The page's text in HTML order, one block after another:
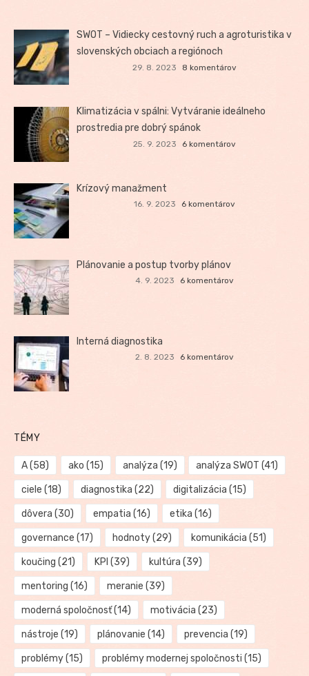
SWOT – Vidiecky cestovný ruch a agroturistika v
slovenských obciach a regiónoch
29. 8. 2023 8 komentárov
Klimatizácia v spálni: Vytváranie ideálneho
prostredia pre dobrý spánok
25. 9. 2023 6 komentárov
Krízový manažment
16. 9. 2023 6 komentárov
Plánovanie a postup tvorby plánov
4. 9. 2023 6 komentárov
Interná diagnostika
2. 8. 2023 6 komentárov
TÉMY
A(58) ako (15) analýza (19) analýza SWOT (41)
ciele (18) diagnostika (22) digitalizácia (15)
dôvera (30) empatia (16) etika (16)
governance (17) hodnoty(29) komunikácia (51)
koučing (21) KPI (39) kultúra (39)
mentoring (16) meranie (39)
moderná spoločnosť(14) motivácia (23)
nástroje (19) plánovanie (14) prevencia (19)
problémy(15) problémy modernej spoločnosti (15)